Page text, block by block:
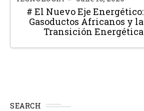
# El Nuevo Eje Energético:
Gasoductos Africanos y la
Transición Energética
SEARCH